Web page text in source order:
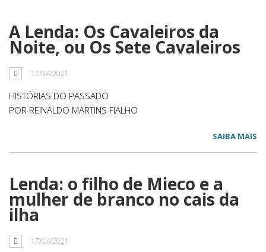
A Lenda: Os Cavaleiros da
Noite, ou Os Sete Cavaleiros
17/04/2021
HISTÓRIAS DO PASSADO
POR REINALDO MARTINS FIALHO
SAIBA MAIS
Lenda: o filho de Mieco e a
mulher de branco no cais da
ilha
17/04/2021